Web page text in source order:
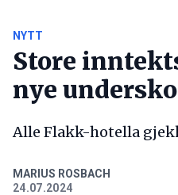
NYTT
Store
nye
Alle Flakk-hotella
MARIUS ROSBACH
24.07.2024